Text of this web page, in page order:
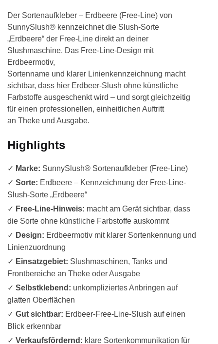
Der Sortenaufkleber – Erdbeere (Free-Line) von
SunnySlush® kennzeichnet die Slush-Sorte
„Erdbeere“ der Free-Line direkt an deiner
Slushmaschine. Das Free-Line-Design mit
Erdbeermotiv,
Sortenname und klarer Linienkennzeichnung macht
sichtbar, dass hier Erdbeer-Slush ohne künstliche
Farbstoffe ausgeschenkt wird – und sorgt gleichzeitig
für einen professionellen, einheitlichen Auftritt
an Theke und Ausgabe.
Highlights
✓ Marke: SunnySlush® Sortenaufkleber (Free-Line)
✓ Sorte: Erdbeere – Kennzeichnung der Free-Line-
Slush-Sorte „Erdbeere“
✓ Free-Line-Hinweis: macht am Gerät sichtbar, dass
die Sorte ohne künstliche Farbstoffe auskommt
✓ Design: Erdbeermotiv mit klarer Sortenkennung und
Linienzuordnung
✓ Einsatzgebiet: Slushmaschinen, Tanks und
Frontbereiche an Theke oder Ausgabe
✓ Selbstklebend: unkompliziertes Anbringen auf
glatten Oberflächen
✓ Gut sichtbar: Erdbeer-Free-Line-Slush auf einen
Blick erkennbar
✓ Verkaufsfördernd: klare Sortenkommunikation für